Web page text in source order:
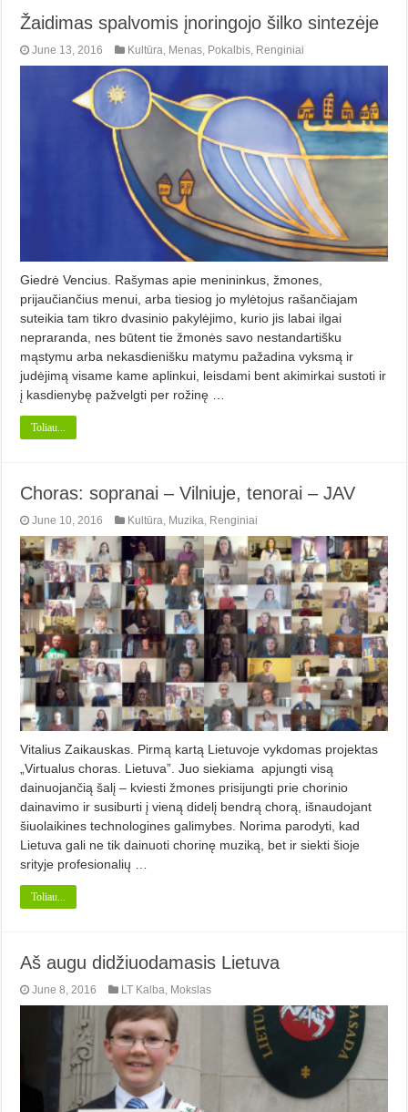
Žaidimas spalvomis įnoringojo šilko sintezėje
June 13, 2016 Kultūra, Menas, Pokalbis, Renginiai
Giedrė Vencius. Rašymas apie menininkus, žmones,
prijaučiančius menui, arba tiesiog jo mylėtojus rašančiajam
suteikia tam tikro dvasinio pakylėjimo, kurio jis labai ilgai
nepraranda, nes būtent tie žmonės savo nestandartišku
mąstymu arba nekasdienišku matymu pažadina vyksmą ir
judėjimą visame kame aplinkui, leisdami bent akimirkai sustoti ir
į kasdienybę pažvelgti per rožinę …
Toliau...
Choras: sopranai – Vilniuje, tenorai – JAV
June 10, 2016 Kultūra Muzika Renginiai
Vitalius Zaikauskas. Pirmą kartą Lietuvoje vykdomas projektas
„Virtualus choras. Lietuva”. Juo siekiama apjungti visą
dainuojančią šalį – kviesti žmones prisijungti prie chorinio
dainavimo ir susiburti į vieną didelį bendrą chorą, išnaudojant
šiuolaikines technologines galimybes. Norima parodyti, kad
Lietuva gali ne tik dainuoti chorinę muziką, bet ir siekti šioje
srityje profesionalių …
Toliau...
Aš augu didžiuodamasis Lietuva
June 8, 2016 LT Kalba, Mokslas